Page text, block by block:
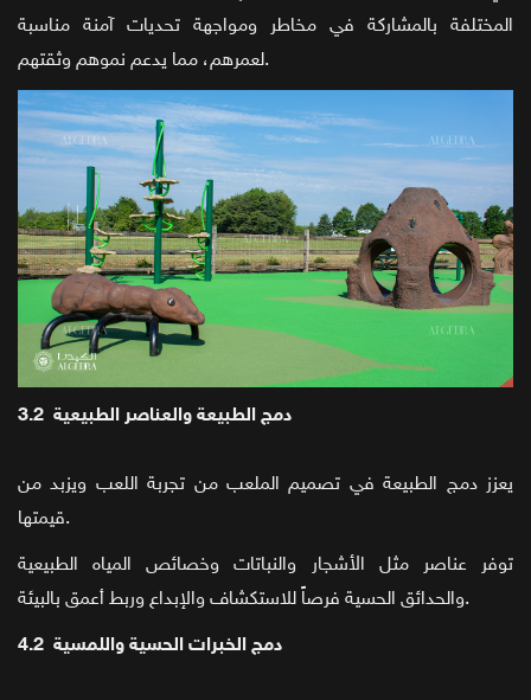
المختلفة بالمشاركة في مخاطر ومواجهة تحديات آمنة مناسبة
لعمرهم، مما يدعم نموهم وثقتهم.
3.2 دمج الطبيعة والعناصر الطبيعية
يعزز دمج الطبيعة في تصميم الملعب من تجربة اللعب ويزبد من
قيمتها.
توفر عناصر مثل الأشجار والنباتات وخصائص المياه الطبيعية
والحدائق الحسية فرصاً للاستكشاف والإبداع وربط أعمق بالبيئة.
4.2 دمج الخبرات الحسية واللمسية